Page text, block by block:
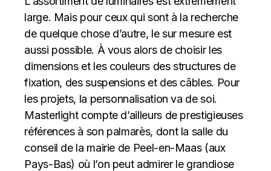
large. Mais pour ceux qui sont à la recherche
de quelque chose d’autre, le sur mesure est
aussi possible. À vous alors de choisir les
dimensions et les couleurs des structures de
fixation, des suspensions et des câbles. Pour
les projets, la personnalisation va de soi.
Masterlight compte d’ailleurs de prestigieuses
références à son palmarès, dont la salle du
conseil de la mairie de Peel-en-Maas (aux
Pays-Bas) où l’on peut admirer le grandiose